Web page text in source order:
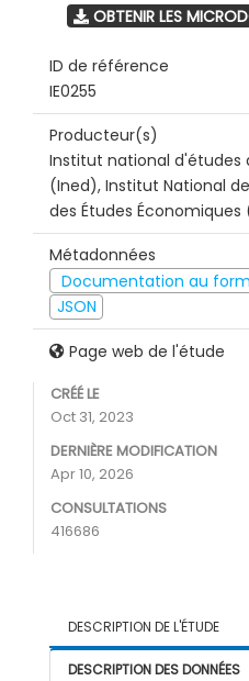
OBTENIR LES
ID de référence
IE0255
Producteur(s)
Institut national d'études
(Ined), Institut National
des Études Économiques
Métadonnées
Documentation au
JSON
Page web de l'étude
CRÉÉ LE
Oct 31, 2023
DERNIÈRE MODIFICATION
Apr 10, 2026
CONSULTATIONS
416686
DESCRIPTION DE L'ÉTUDE
DESCRIPTION DES DONNÉES